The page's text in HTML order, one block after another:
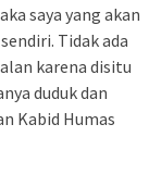
saya yang akan
Tidak ada
karena disitu
duduk dan
Kabid Humas